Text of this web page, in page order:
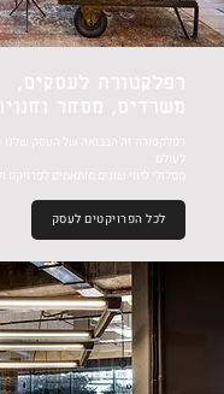
רפלקטורה זה הבבואה של העסק שלנו
לעולם.
מסלולי ליווי שונים מותאמים לפרויקט
לכל הפרויקטים לעסק